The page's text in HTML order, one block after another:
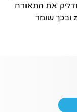
את התאורה
בצורה אופטימלית בטכנולוגית zero cross ובכך שומר
על